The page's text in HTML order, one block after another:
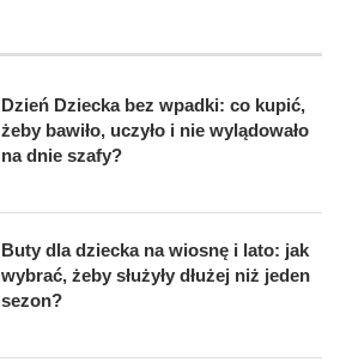
Dzień Dziecka bez wpadki: co kupić,
żeby bawiło, uczyło i nie wylądowało
na dnie szafy?
Buty dla dziecka na wiosnę i lato: jak
wybrać, żeby służyły dłużej niż jeden
sezon?